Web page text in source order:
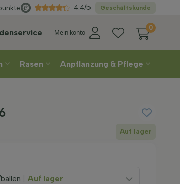
WählenSie Ihre Lieferwoche
Geschäftskunde
4.4/5
Mein konto
0
Rasen Anpflanzung & Pflege
Auf lager
Auf lager